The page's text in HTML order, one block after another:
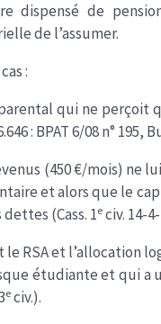
dispensé de
de l’assumer.
:
qui ne perçoit
: BPAT 6/08 n° 195,
(450 €/mois) ne
et alors que le
(Cass. 1eciv. 14-
RSA et l’allocation
étudiante et qui a
eciv.).